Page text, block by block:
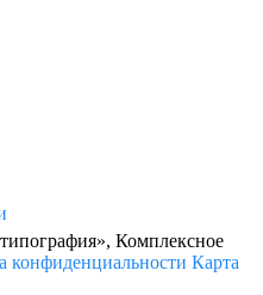
, Комплексное
конфиденциальности Карта